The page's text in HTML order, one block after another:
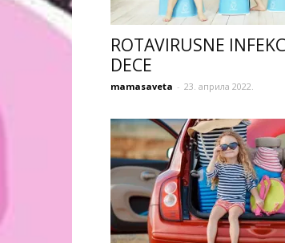
ROTAVIRUSNE
DECE
mamasaveta - 23. априла 2022.